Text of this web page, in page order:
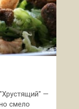
—
смело